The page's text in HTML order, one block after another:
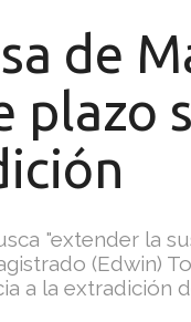
de
plazo
"extender la
(Edwin)
a la extradición